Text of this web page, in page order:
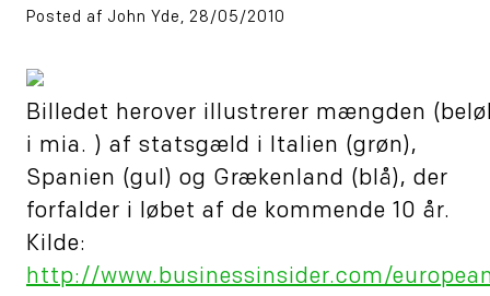
Posted af John Yde, 28/05/2010
Billedet herover illustrerer mængden
i mia. ) af statsgæld i Italien (grøn),
Spanien (gul) og Grækenland (blå), der
forfalder i løbet af de kommende 10 år.
Kilde:
http://www.businessinsider.com/